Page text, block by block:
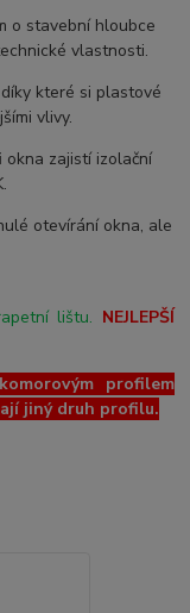
o stavební hloubce
vlastnosti.
které si plastové
vlivy.
okna zajistí izolační
otevírání okna, ale
lištu. NEJLEPŠÍ
profilem
jiný druh profilu.